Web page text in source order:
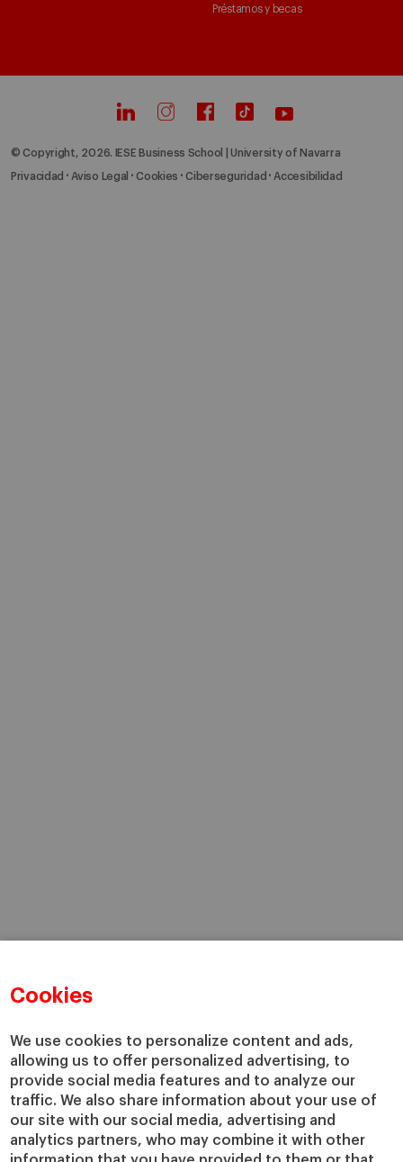
Cookies
We use cookies to personalize content and ads,
allowing us to offer personalized advertising, to
provide social media features and to analyze our
traffic. We also share information about your use of
our site with our social media, advertising and
analytics partners, who may combine it with other
Préstamos y becas
© Copyright, 2026. IESE Business School | University of Navarra
Privacidad Aviso Legal Cookies Ciberseguridad Accesibilidad